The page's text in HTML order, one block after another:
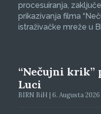
procesuiranja,
prikazivanja filma
istraživačke mreže u
“Nečujni krik”
Luci
BIRN BiH | 6. Augusta